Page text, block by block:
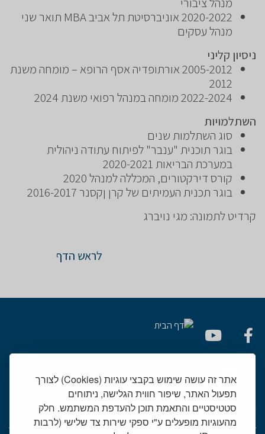
אתר זה עושה שימוש בקבצי עוגיות (Cookies) לצורך
תפעול האתר, שיפור חווית הגלישה, ניתוחים
סטטיסטיים והתאמת תוכן להעדפת המשתמש. חלק
מהעוגיות מופעלים ע"י ספקי שירות צד שלישי (לרבות
2020-2022 אוניברסיטת תל אביב MBA תואר שני
מנהל עסקים
ניסיון קליני
2005-2012 אורתופדיה אסף הרופא – מומחה משנת
2012
2022-2024 מומחה במנהל רפואי משנת 2024
השתלמויות
סוג השתלמות שנים
בוגר תוכנית "ענבר" לפיתוח עתודה ניהולית
במערכת הבריאות 2020-2021
קורס דירקטורים, המכללה למנהל 2020
בוגר תכנית העמיתים של קרן ןקסנר 2016-2017
קרדיט לתמונה: מגי נויברג
לראש הדף
יחידות רפואיות